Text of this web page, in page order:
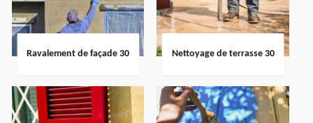
Ravalement de façade 30 Nettoyage de terrasse 30